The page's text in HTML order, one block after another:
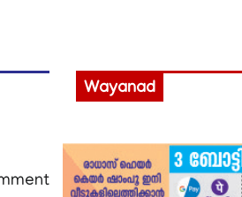
Wayanad